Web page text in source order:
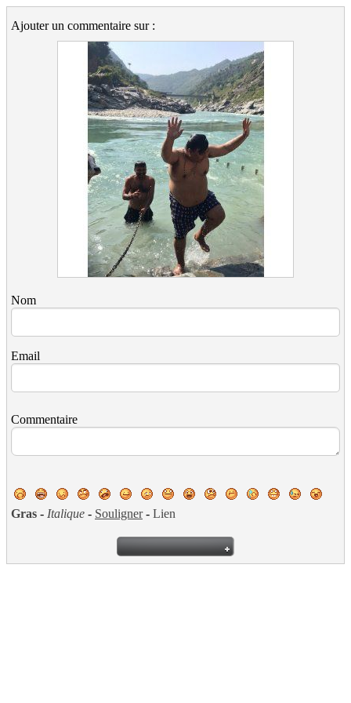
Ajouter un commentaire sur :
Nom
Email
Commentaire
Gras - Italique - Souligner- Lien